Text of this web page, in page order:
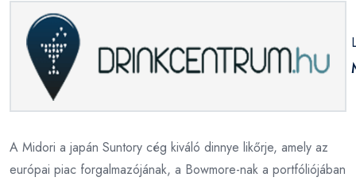
A Midori a japán Suntory cég kiváló dinnye likőrje, amely az
európai piac forgalmazójának, a Bowmore-nak a portfóliójában